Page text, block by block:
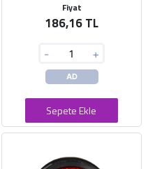
Fiyat
186,16 TL
- +
AD
Sepete Ekle